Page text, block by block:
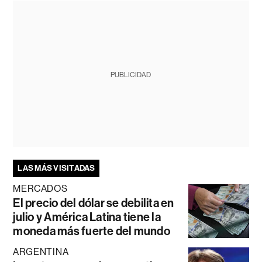
PUBLICIDAD
LAS MÁS VISITADAS
MERCADOS
El precio del dólar se debilita en
julio y América Latina tiene la
moneda más fuerte del mundo
ARGENTINA